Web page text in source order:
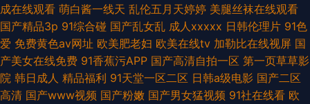
成在线观看 萌白酱一线天 乱伦五月天婷婷 美腿丝袜在线观看
国产精品3p 91综合碰 国产乱女乱 成人xxxxx 日韩伦理片 91色
爱 免费黄色av网址 欧美肥老妇 欧美在线tv 加勒比在线视屏 国
产美女在线免费 91香蕉污APP 国产高清自拍一区 第一页草草影
院 韩日成人 精品福利 91天堂一区二区 日韩a级电影 国产二区
高清 国产www视频 国产粉嫩 国产男女猛视频 91社在线看 欧